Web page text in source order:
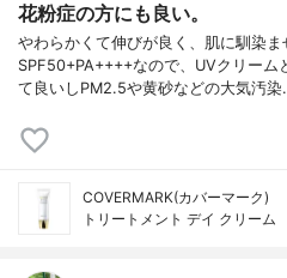
花粉症の方にも良い。
やわらかくて伸びが良く、肌に馴染ま
SPF50+PA++++なので、UVクリーム
て良いしPM2.5や黄砂などの大気汚
COVERMARK(カバーマーク)
トリートメント デイ クリーム